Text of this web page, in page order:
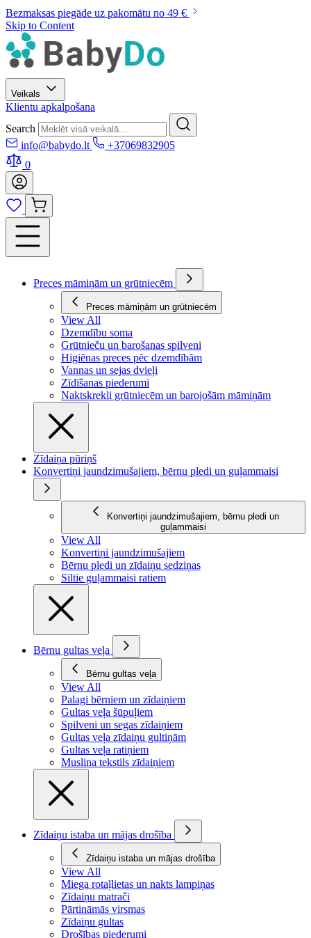
Bezmaksas piegāde uz pakomātu no 49 €
Skip to Content
Veikals
Klientu apkalpošana
Search
info@babydo.lt
+37069832905
0
Preces māmiņām un grūtniecēm
Preces māmiņām un grūtniecēm
View All
Dzemdību soma
Grūtnieču un barošanas spilveni
Higiēnas preces pēc dzemdībām
Vannas un sejas dvieļi
Zīdīšanas piederumi
Naktskrekli grūtniecēm un barojošām māmiņām
Zīdaiņa pūriņš
Konvertiņi jaundzimušajiem, bērnu pledi un guļammaisi
Konvertiņi jaundzimušajiem, bērnu pledi un
guļammaisi
View All
Konvertiņi jaundzimušajiem
Bērnu pledi un zīdaiņu sedziņas
Siltie guļammaisi ratiem
Bērnu gultas veļa
Bērnu gultas veļa
View All
Palagi bērniem un zīdaiņiem
Gultas veļa šūpuļiem
Spilveni un segas zīdaiņiem
Gultas veļa zīdaiņu gultiņām
Gultas veļa ratiņiem
Muslina tekstils zīdaiņiem
Zīdaiņu istaba un mājas drošība
Zīdaiņu istaba un mājas drošība
View All
Miega rotaļlietas un nakts lampiņas
Zīdaiņu matrači
Pārtināmās virsmas
Zīdaiņu gultas
Drošības piederumi